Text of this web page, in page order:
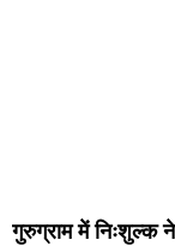
गुरुग्राम में निःशुल्क